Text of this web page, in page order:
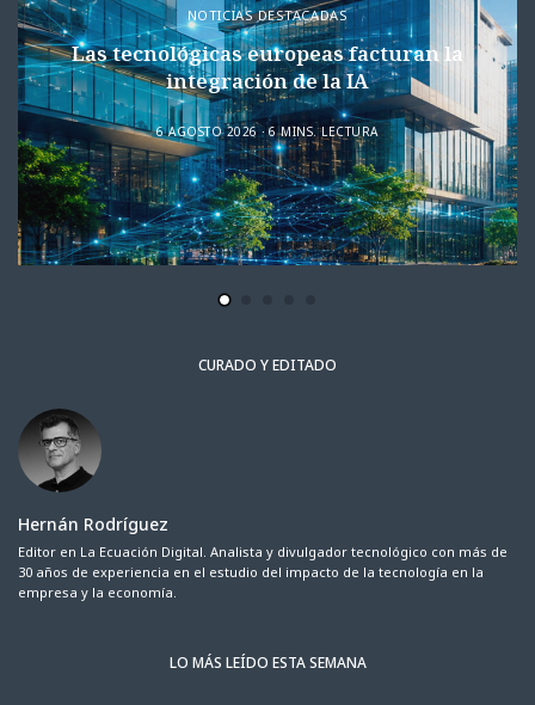
NOTICIAS DESTACADAS
Las tecnológicas europeas facturan la
integración de la IA
6 AGOSTO 2026 6 MINS. LECTURA
CURADO Y EDITADO
Hernán Rodríguez
Editor en La Ecuación Digital. Analista y divulgador tecnológico con más de
30 años de experiencia en el estudio del impacto de la tecnología en la
empresa y la economía.
LO MÁS LEÍDO ESTA SEMANA